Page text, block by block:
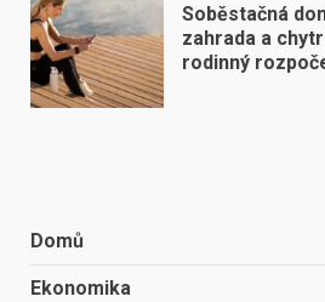
Soběstačná
zahrada a
rodinný
Domů
Ekonomika